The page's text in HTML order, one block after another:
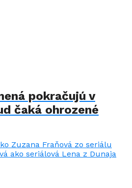
pokračujú v
čaká ohrozené